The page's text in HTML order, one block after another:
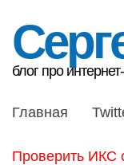
блог про
Главная
Проверить ИКС